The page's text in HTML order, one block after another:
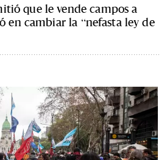
que le vende campos a
en cambiar la “nefasta ley de